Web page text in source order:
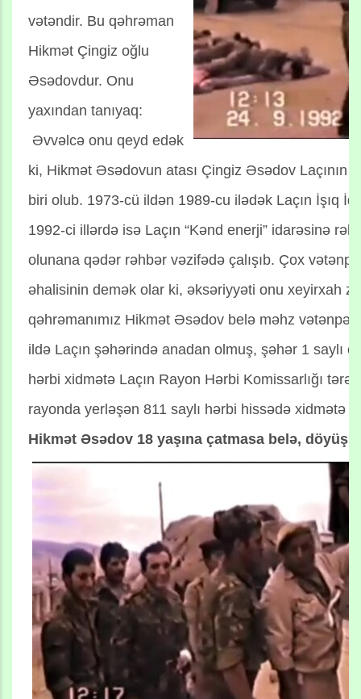
vətəndir. Bu qəhrəman
Hikmət Çingiz oğlu
Əsədovdur. Onu
yaxından tanıyaq:
Əvvəlcə onu qeyd edək
ki, Hikmət Əsədovun atası Çingiz Əsədov Laçının
biri olub. 1973-cü ildən 1989-cu ilədək Laçın İşıq
1992-ci illərdə isə Laçın “Kənd enerji” idarəsinə
olunana qədər rəhbər vəzifədə çalışıb. Çox
əhalisinin demək olar ki, əksəriyyəti onu xeyirxah
qəhrəmanımız Hikmət Əsədov belə məhz
ildə Laçın şəhərində anadan olmuş, şəhər 1 saylı
hərbi xidmətə Laçın Rayon Hərbi Komissarlığı
rayonda yerləşən 811 saylı hərbi hissədə xidmətə
Hikmət Əsədov 18 yaşına çatmasa belə, döyüş